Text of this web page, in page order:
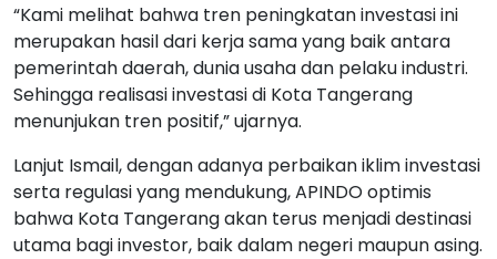
“Kami melihat bahwa tren peningkatan investasi ini
merupakan hasil dari kerja sama yang baik antara
pemerintah daerah, dunia usaha dan pelaku industri.
Sehingga realisasi investasi di Kota Tangerang
menunjukan tren positif,” ujarnya.
Lanjut Ismail, dengan adanya perbaikan iklim investasi
serta regulasi yang mendukung, APINDO optimis
bahwa Kota Tangerang akan terus menjadi destinasi
utama bagi investor, baik dalam negeri maupun asing.